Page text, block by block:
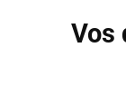
Vos